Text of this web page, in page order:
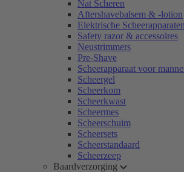
Nat Scheren
Aftershavebalsem & -lotion
Elektrische
Safety razor & accessoires
Neustrimmers
Pre-Shave
Scheerapparaat voor
Scheergel
Scheerkom
Scheerkwast
Scheermes
Scheerschuim
Scheersets
Scheerstandaard
Scheerzeep
Baardverzorging